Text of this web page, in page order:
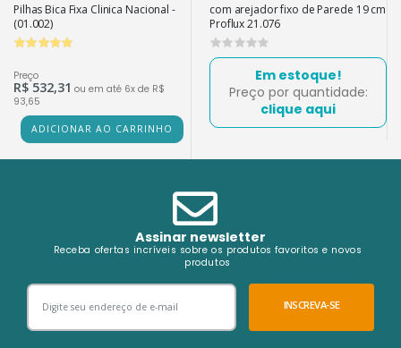
Pilhas Bica Fixa Clinica Nacional -
(01.002)
Preço
R$ 532,31 ou em até 6x de R$
93,65
ADICIONAR AO CARRINHO
com arejador fixo de Parede 19 cm
Proflux 21.076
Em estoque!
Preço por quantidade:
clique aqui
Assinar newsletter
Receba ofertas incríveis sobre os produtos favoritos e novos
produtos
INSCREVA-SE